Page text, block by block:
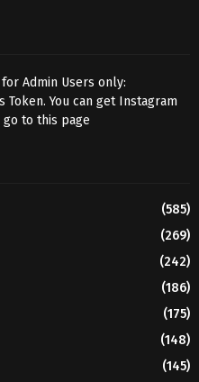
Admin Users only:
You can get Instagram
go to this page
(585)
(269)
(242)
(186)
(175)
(148)
(145)